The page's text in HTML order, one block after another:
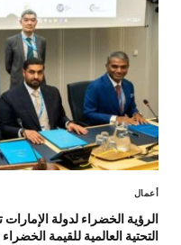
أعمال
الرؤية الخضراء لدولة
التحتية العالمية للقيمة